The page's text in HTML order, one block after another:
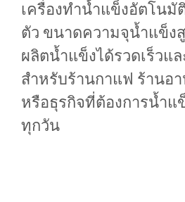
เครื่องทำน้ำแข็งอัตโนมั
ตัว ขนาดความจุน้ำแข็ง
ผลิตน้ำแข็งได้รวดเร็วแล
สำหรับร้านกาแฟ ร้านอ
หรือธุรกิจที่ต้องการน้ำ
ทุกวัน